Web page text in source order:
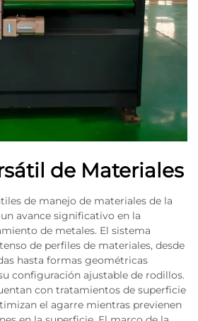
de Materiales
de manejo de materiales de la
avance significativo en la
de metales. El sistema
de perfiles de materiales, desde
hasta formas geométricas
configuración ajustable de rodillos.
con tratamientos de superficie
el agarre mientras previenen